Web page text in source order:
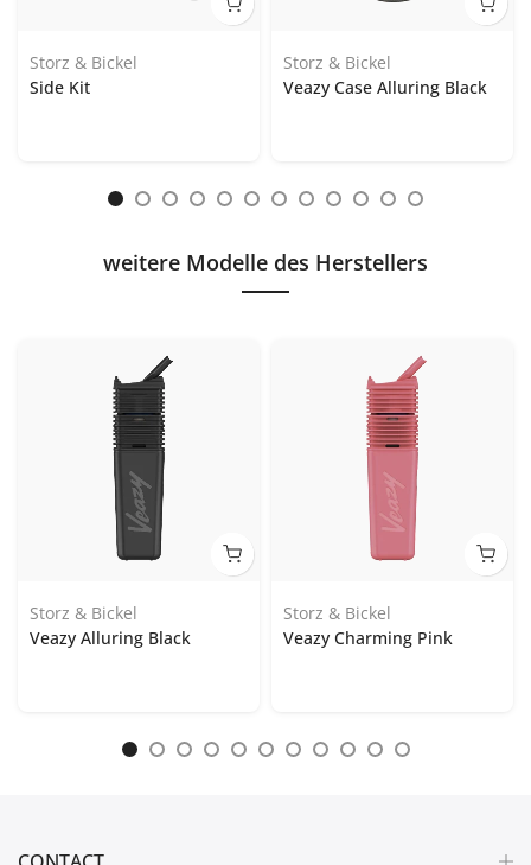
Storz & Bickel
Side Kit
Storz & Bickel
Veazy Case Alluring Black
weitere Modelle des Herstellers
Storz & Bickel
Veazy Alluring Black
Storz & Bickel
Veazy Charming Pink